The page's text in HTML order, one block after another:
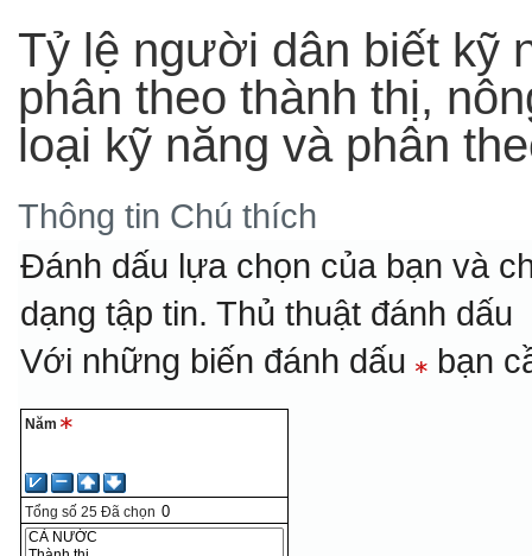
Tỷ lệ người dân biết kỹ
phân theo thành thị,
loại kỹ năng và phân
Thông tin Chú thích
Đánh dấu lựa chọn của bạn và
dạng tập tin.Thủ thuật đánh dấu
Với những biến đánh dấu bạn
Năm
Tổng số 25 Đã chọn